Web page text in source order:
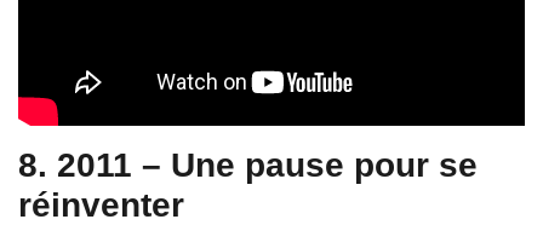
8. 2011 – Une pause pour se
réinventer